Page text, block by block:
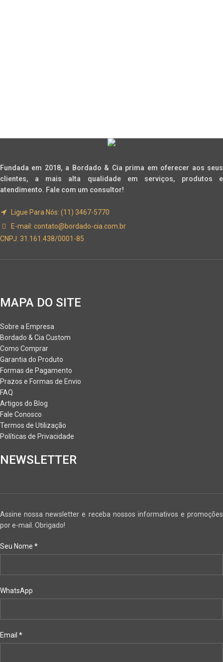
Fundada em 2018, a Bordado & Cia prima em oferecer aos seus
clientes, a mais alta qualidade em serviços, produtos e
atendimento. Fale com um consultor!
Ligue Para Nós: (11) 3467-5770
E-mail: contato@bordado-cia.com.br
CNPJ: 31.161.438/0001-85
MAPA DO SITE
Sobre a Empresa
Bordado & Cia Custom
Como Comprar
Garantia do Produto
Formas de Pagamento
Prazos e Formas de Envio
FAQ
Artigos do Blog
Fale Conosco
Termos de Utilização
Políticas de Privacidade
NEWSLETTER
Assine nossa newsletter e receba nossos informativos e promoções
por e-mail. Obrigado!
Seu Nome *
WhatsApp
Email *